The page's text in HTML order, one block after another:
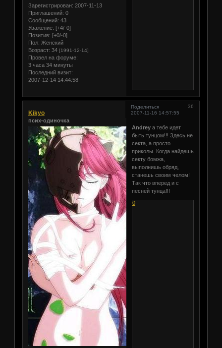
Зарегистрирован: 2007-11-13
Приглашений: 0
Сообщений: 43
Уважение: [+4/-0]
Позитив: [+0/-0]
Пол: Женский
Возраст: 34 [1991-12-14]
Провел на форуме:
3 часа 34 минуты
Последний визит:
2007-12-14 14:44:58
Поделиться
36
2007-11-16 14:57:55
Kikyo
псих-одиночка
Andreyа тебе идет
быть тунцом!!! Здесь не
секта, а просто
приколы. Когда найдешь
секту бомжа,
выполнишь обряд,
станешь своим челом!
Так что вперед и с
песней тунца!!!
0